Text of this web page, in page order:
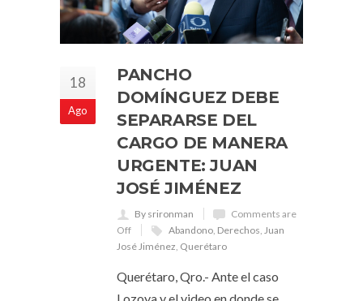
18
Ago
PANCHO
DOMÍNGUEZ DEBE
SEPARARSE DEL
CARGO DE MANERA
URGENTE: JUAN
JOSÉ JIMÉNEZ
By srironman
Comments are
Off
Abandono, Derechos, Juan
José Jiménez, Querétaro
Querétaro, Qro.- Ante el caso